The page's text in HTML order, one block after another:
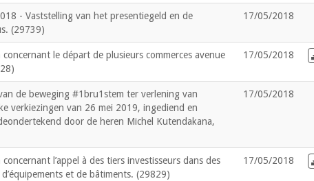
- Vaststelling van het presentiegeld en de
(29739)
17/05/2018
le départ de plusieurs commerces avenue
17/05/2018
de beweging #1bru1stem ter verlening van
verkiezingen van 26 mei 2019, ingediend en
door de heren Michel Kutendakana,
17/05/2018
l’appel à des tiers investisseurs dans des
et de bâtiments. (29829)
17/05/2018